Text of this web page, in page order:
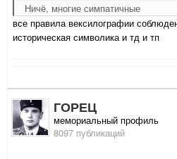
Ничё, многие симпатичные
все правила вексилографии
историческая символика и тд и тп
ГОРЕЦ
мемориальный профиль
8097 публикаций